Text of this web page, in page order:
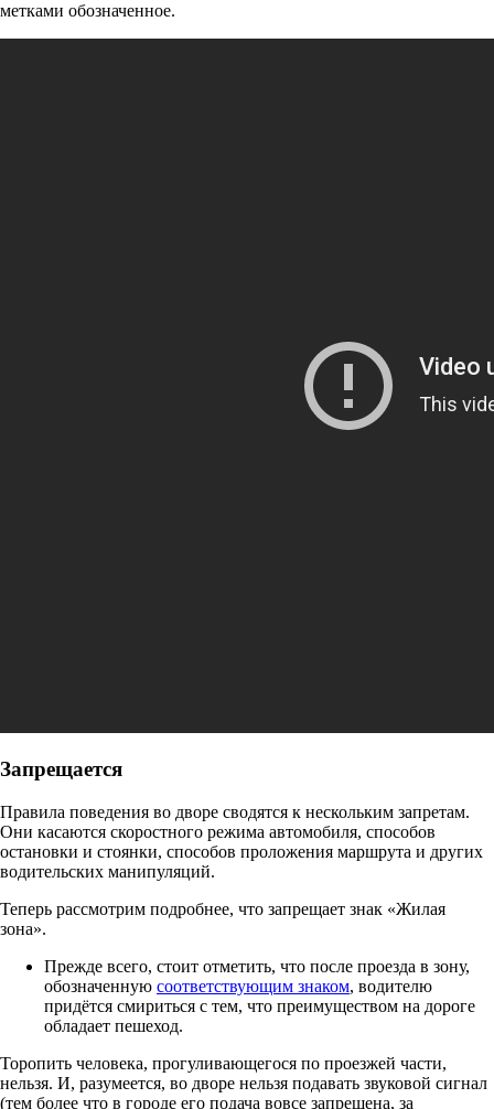
метками обозначенное.
Запрещается
Правила поведения во дворе сводятся к нескольким запретам.
Они касаются скоростного режима автомобиля, способов
остановки и стоянки, способов проложения маршрута и других
водительских манипуляций.
Теперь рассмотрим подробнее, что запрещает знак «Жилая
зона».
Прежде всего, стоит отметить, что после проезда в зону,
обозначенную соответствующим знаком, водителю
придётся смириться с тем, что преимуществом на дороге
обладает пешеход.
Торопить человека, прогуливающегося по проезжей части,
нельзя. И, разумеется, во дворе нельзя подавать звуковой сигнал
(тем более что в городе его подача вовсе запрещена, за